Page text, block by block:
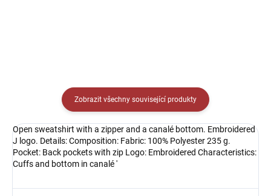
Zobrazit všechny související produkty
Open sweatshirt with a zipper and a canalé bottom. Embroidered
J logo. Details: Composition: Fabric: 100% Polyester 235 g.
Pocket: Back pockets with zip Logo: Embroidered Characteristics:
Cuffs and bottom in canalé '